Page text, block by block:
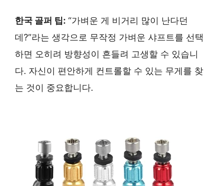
한국 골퍼 팁: “가벼운 게 비거리 많이 난다던
데?”라는 생각으로 무작정 가벼운 샤프트를 선택
하면 오히려 방향성이 흔들려 고생할 수 있습니
다. 자신이 편안하게 컨트롤할 수 있는 무게를 찾
는 것이 중요합니다.